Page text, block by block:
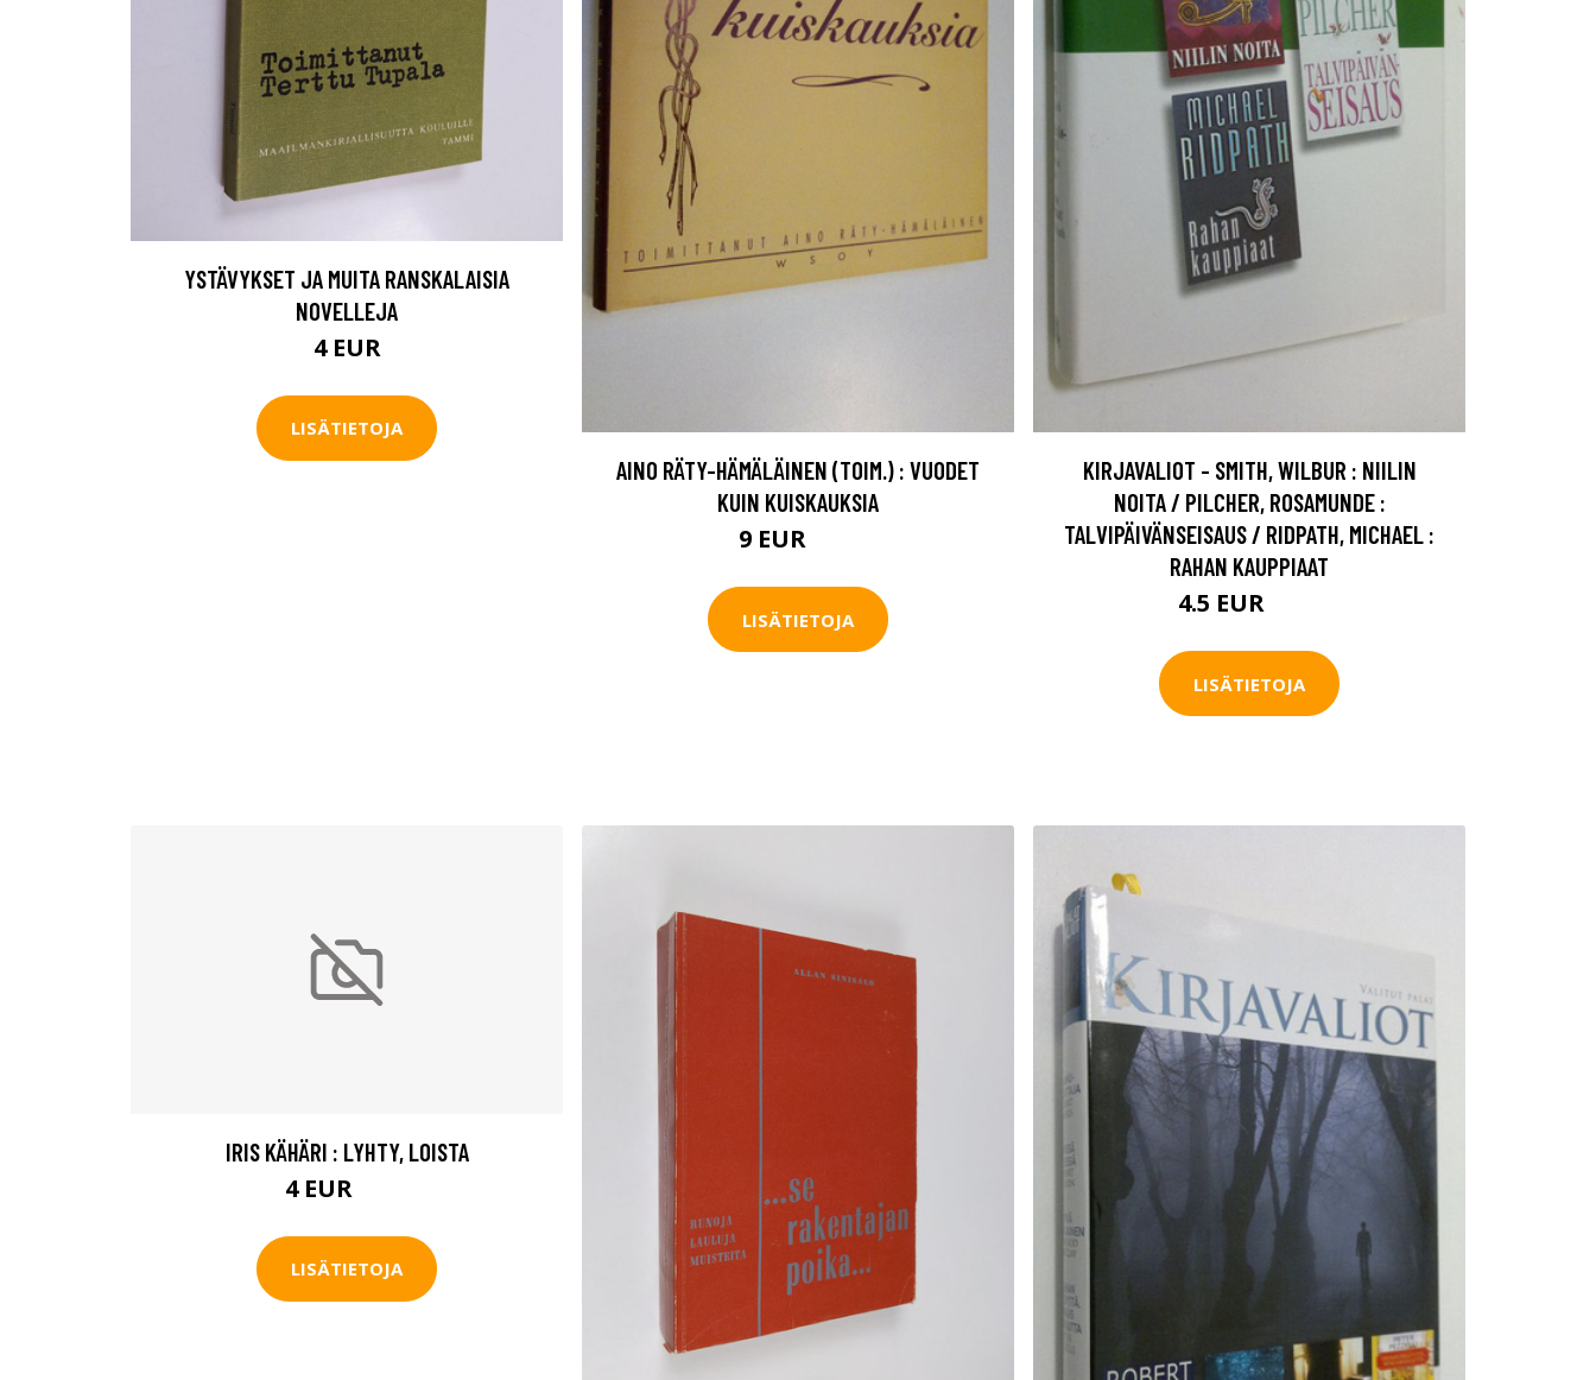
YSTÄVYKSET JA MUITA RANSKALAISIA
NOVELLEJA
4 EUR
LISÄTIETOJA
AINO RÄTY-HÄMÄLÄINEN (TOIM.) : VUODET
KUIN KUISKAUKSIA
9 EUR
LISÄTIETOJA
KIRJAVALIOT - SMITH, WILBUR : NIILIN
NOITA / PILCHER, ROSAMUNDE :
TALVIPÄIVÄNSEISAUS / RIDPATH, MICHAEL :
RAHAN KAUPPIAAT
4.5 EUR
LISÄTIETOJA
IRIS KÄHÄRI : LYHTY, LOISTA
4 EUR
LISÄTIETOJA